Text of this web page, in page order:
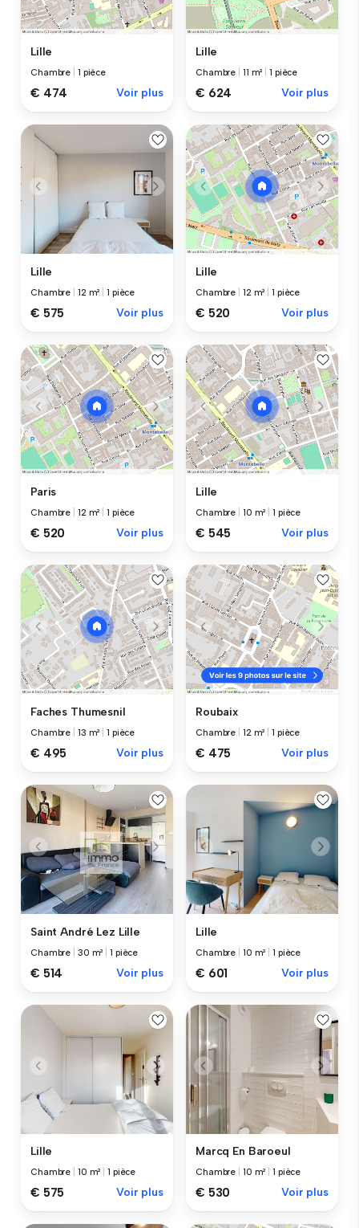
Lille
Chambre 1 pièce
€ 474 Voir plus
Lille
Chambre 11 m² |1 pièce
€ 624 Voir plus
Lille
Chambre 12 m² |1 pièce
€ 575 Voir plus
Lille
Chambre 12 m² |1 pièce
€ 520 Voir plus
Paris
Chambre 12 m² |1 pièce
€ 520 Voir plus
Lille
Chambre 10 m² |1 pièce
€ 545 Voir plus
Faches Thumesnil
Chambre 13 m² |1 pièce
€ 495 Voir plus
Roubaix
Chambre 12 m² |1 pièce
€ 475 Voir plus
Saint André Lez Lille
Chambre 30 m² |1 pièce
€ 514 Voir plus
Lille
Chambre 10 m² |1 pièce
€ 601 Voir plus
Lille
Chambre 10 m² |1 pièce
€ 575 Voir plus
Marcq En Baroeul
Chambre 10 m² |1 pièce
€ 530 Voir plus